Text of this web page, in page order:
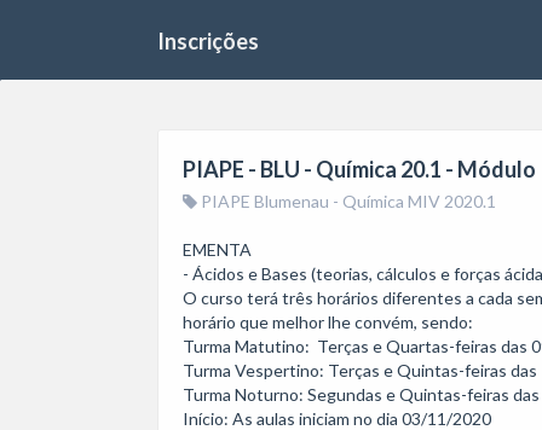
Inscrições
PIAPE - BLU - Química 20.1 - Módulo
PIAPE Blumenau - Química MIV 2020.1
EMENTA
- Ácidos e Bases (teorias, cálculos e forças
O curso terá três horários diferentes a cada
horário que melhor lhe convém, sendo:
Turma Matutino:  Terças e Quartas-feiras das
Turma Vespertino: Terças e Quintas-feiras das
Turma Noturno: Segundas e Quintas-feiras
Início: As aulas iniciam no dia 03/11/2020